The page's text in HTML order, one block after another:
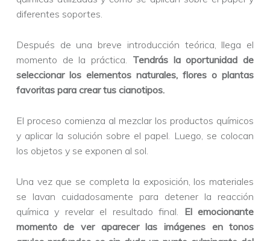
diferentes soportes.
Después de una breve introducción teórica, llega el
momento de la práctica. Tendrás la oportunidad de
seleccionar los elementos naturales, flores o plantas
favoritas para crear tus cianotipos.
El proceso comienza al mezclar los productos químicos
y aplicar la solución sobre el papel. Luego, se colocan
los objetos y se exponen al sol.
Una vez que se completa la exposición, los materiales
se lavan cuidadosamente para detener la reacción
química y revelar el resultado final. El emocionante
momento de ver aparecer las imágenes en tonos